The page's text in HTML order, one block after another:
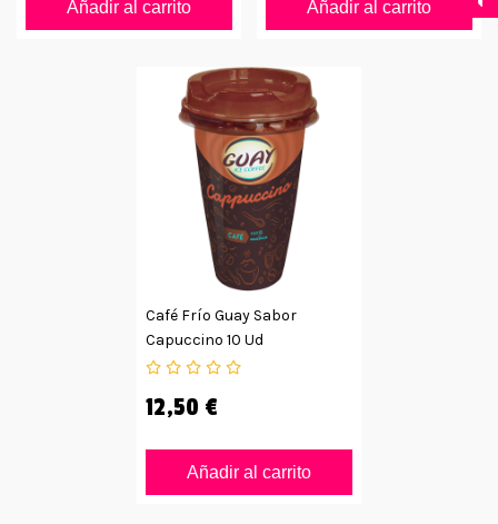
Añadir al carrito Añadir al carrito
Café Frío Guay Sabor
Capuccino 10 Ud
12,50 €
Añadir al carrito